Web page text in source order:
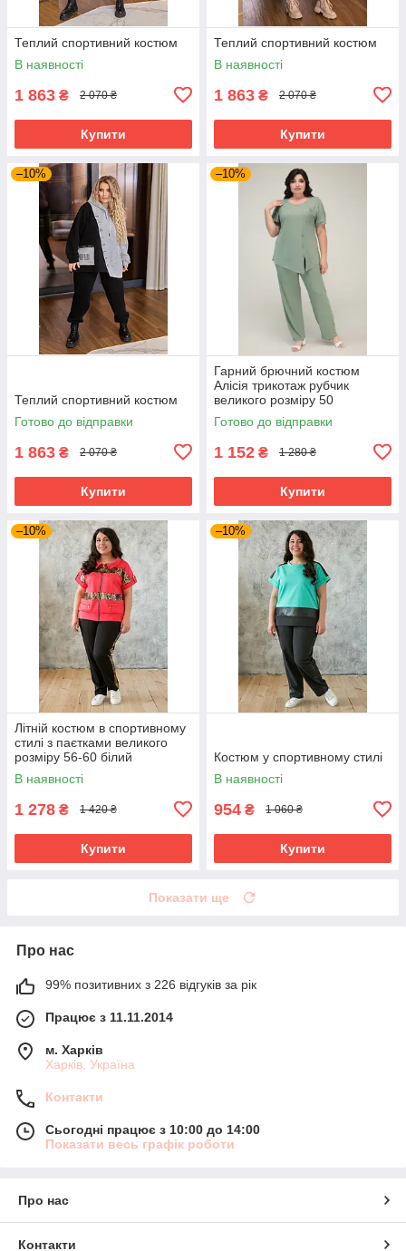
Теплий спортивний костюм
В наявності
1 863 ₴ 2 070 ₴
Купити
Теплий спортивний костюм
В наявності
1 863 ₴ 2 070 ₴
Купити
–10%
Теплий спортивний костюм
Готово до відправки
1 863 ₴ 2 070 ₴
Купити
–10%
Гарний брючний костюм
Алісія трикотаж рубчик
великого розміру 50
Готово до відправки
1 152 ₴ 1 280 ₴
Купити
–10%
Літній костюм в спортивному
стилі з паєтками великого
розміру 56-60 білий
В наявності
1 278 ₴ 1 420 ₴
Купити
–10%
Костюм у спортивному стилі
В наявності
954 ₴ 1 060 ₴
Купити
Показати ще
Про нас
99% позитивних з 226 відгуків за рік
Працює з 11.11.2014
м. Харків
Харків, Україна
Контакти
Сьогодні працює з 10:00 до 14:00
Показати весь графік роботи
Про нас
Контакти